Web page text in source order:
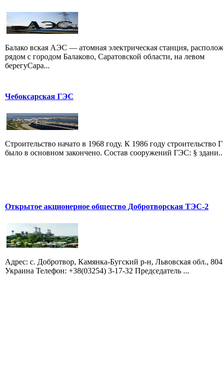
Балако вская АЭС — атомная электрическая станция,
рядом с городом Балаково, Саратовской области, на левом
берегуСара...
Чебоксарская ГЭС
Строительство начато в 1968 году. К 1986 году строительство
было в основном закончено. Состав сооружений ГЭС: §
Открытое акционерное общество Добротворская ТЭС-2
Адрес: с. Добротвор, Камянка-Бугский р-н, Львовская обл.,
Украина Телефон: +38(03254) 3-17-32 Председатель ...